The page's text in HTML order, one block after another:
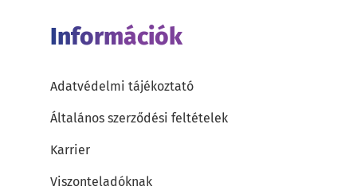
Információk
Adatvédelmi tájékoztató
Általános szerződési feltételek
Karrier
Viszonteladóknak